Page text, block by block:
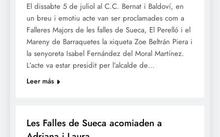
El dissabte 5 de juliol al C.C. Bernat i Baldoví, en
un breu i emotiu acte van ser proclamades com a
Falleres Majors de les falles de Sueca, El Perelló i el
Mareny de Barraquetes la xiqueta Zoe Beltrán Piera i
la senyoreta Isabel Fernández del Moral Martínez.
L’acte va estar presidit per l’alcalde de…
Leer más
Les Falles de Sueca acomiaden a